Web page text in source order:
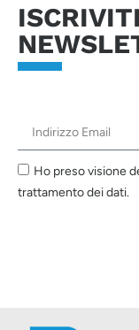
Ho preso visione
trattamento dei dati.